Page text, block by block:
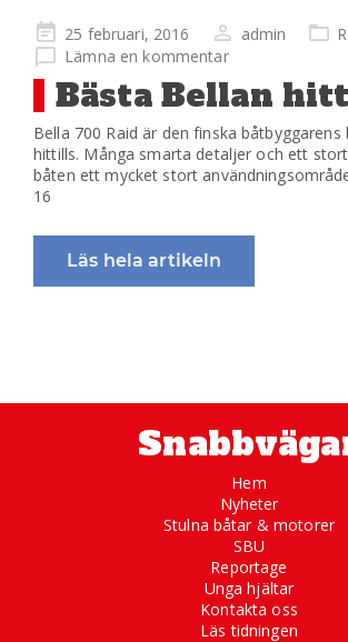
Publicerad
på
25 februari, 2016 admin
Lämna en kommentar
Bästa Bellan
Bella 700 Raid är den finska båtbyggarens
hittills. Många smarta detaljer och ett
båten ett mycket stort
16
Läs hela artikeln
Hem
Nyheter
Stulna båtar & motorer
SBU
Reportage
Unga hjältar
Kontakta oss
Läs tidningen